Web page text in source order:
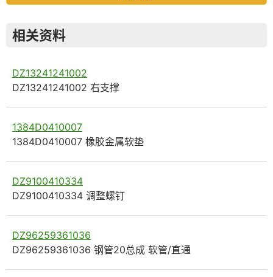
相关资料
DZ13241241002
DZ13241241002 右支撑
1384D0410007
1384D0410007 橡胶金属软垫
DZ9100410334
DZ9100410334 调整螺钉
DZ96259361036
DZ96259361036 钢管20总成 软管/直通